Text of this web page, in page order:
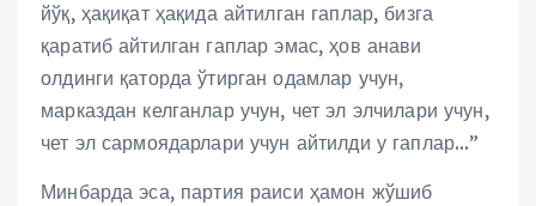
йўқ, ҳақиқат ҳақида айтилган гаплар, бизга
қаратиб айтилган гаплар эмас, ҳов анави
олдинги қаторда ўтирган одамлар учун,
марказдан келганлар учун, чет эл элчилари учун,
чет эл сармоядарлари учун айтилди у гаплар…”
Минбарда эса, партия раиси ҳамон жўшиб